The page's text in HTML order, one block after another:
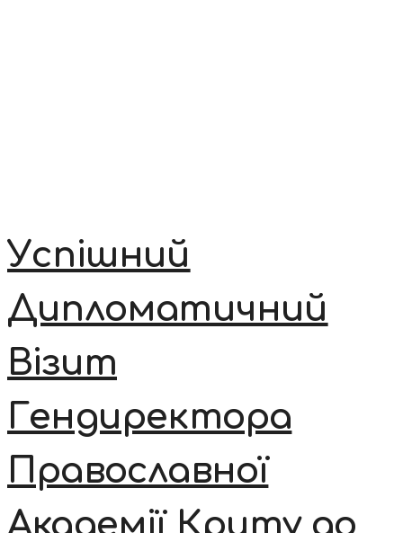
Успішний
Дипломатичний
Візит
Гендиректора
Православної
Академії Криту до